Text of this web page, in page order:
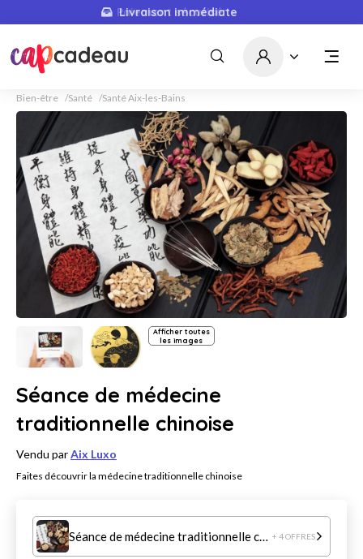
Livraison immédiate
Bien-être Santé Santé Aix-les-Bains
Afficher toutes
les images
Séance de médecine
traditionnelle chinoise
Vendu parAix Luxo
Faites découvrir la médecine traditionnelle chinoise
Séance de médecine traditionnelle chinoise + 4 OFFRES